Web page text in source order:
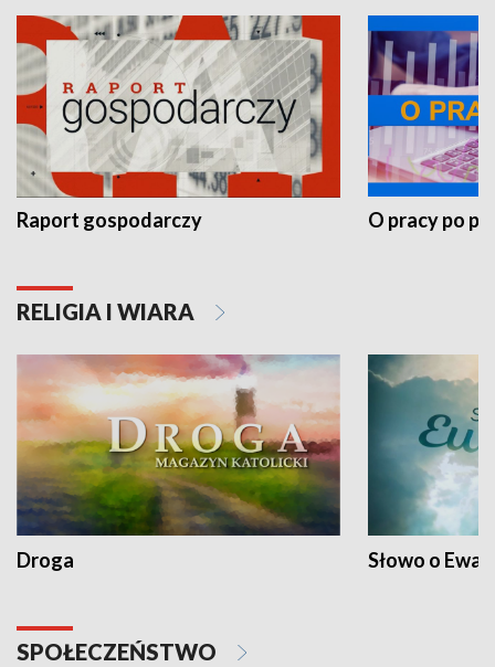
Raport gospodarczy O pracy po
RELIGIA I WIARA
Droga Słowo o
SPOŁECZEŃSTWO